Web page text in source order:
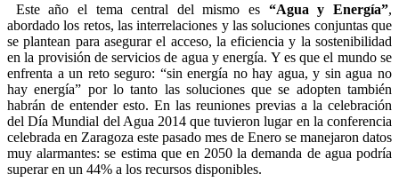
Este año el tema central del mismo es “Agua y Energía”,
abordado los retos, las interrelaciones y las soluciones conjuntas que
se plantean para asegurar el acceso, la eficiencia y la sostenibilidad
en la provisión de servicios de agua y energía. Y es que el mundo se
enfrenta a un reto seguro: “sin energía no hay agua, y sin agua no
hay energía” por lo tanto las soluciones que se adopten también
habrán de entender esto. En las reuniones previas a la celebración
del Día Mundial del Agua 2014 que tuvieron lugar en la conferencia
celebrada en Zaragoza este pasado mes de Enero se manejaron datos
muy alarmantes: se estima que en 2050 la demanda de agua podría
superar en un 44% a los recursos disponibles.